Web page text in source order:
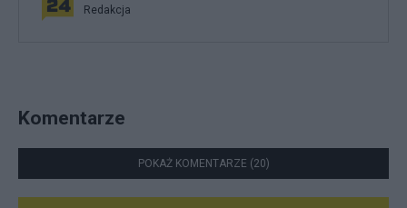
Redakcja
Komentarze
POKAŻ KOMENTARZE (20)